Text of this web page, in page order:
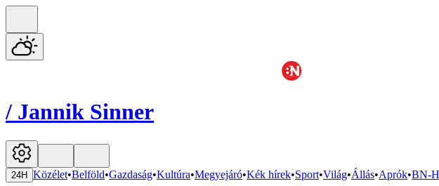
/ Jannik Sinner
24H Közélet•Belföld•Gazdaság•Kultúra•Megyejáró•Kék hírek•Sport•Világ•Állás•Aprók•BN-